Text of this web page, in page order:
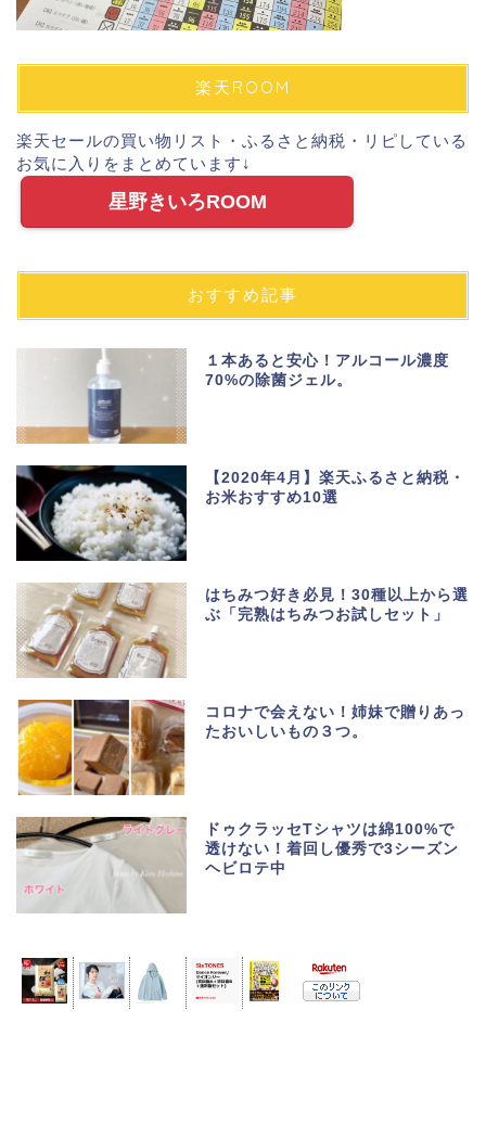
楽天ROOM
楽天セールの買い物リスト・ふるさと納税・リピしている
お気に入りをまとめています↓
星野きいろROOM
おすすめ記事
１本あると安心！アルコール濃度
70%の除菌ジェル。
【2020年4月】楽天ふるさと納税・
お米おすすめ10選
はちみつ好き必見！30種以上から選
ぶ「完熟はちみつお試しセット」
コロナで会えない！姉妹で贈りあっ
たおいしいもの３つ。
ドゥクラッセTシャツは綿100%で
透けない！着回し優秀で3シーズン
ヘビロテ中